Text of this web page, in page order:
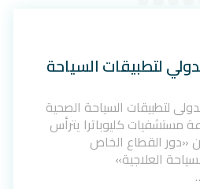
لتطبيقات السياحة
لتطبيقات السياحة الصحية
مستشفيات كليوباترا يترأس
«دور القطاع الخاص
العلاجية»